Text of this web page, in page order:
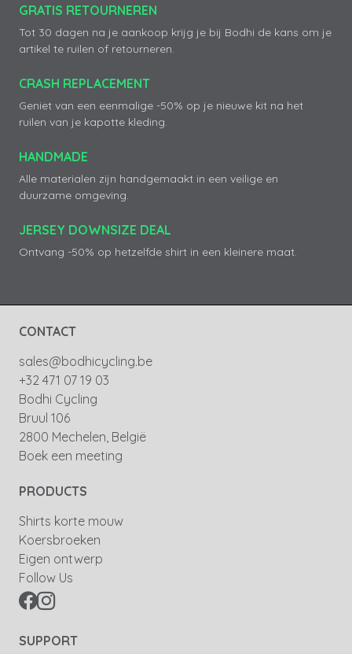
GRATIS RETOURNEREN
Tot 30 dagen na je aankoop krijg je bij Bodhi de kans om je
artikel te ruilen of retourneren.
CRASH REPLACEMENT
Geniet van een eenmalige -50% op je nieuwe kit na het
ruilen van je kapotte kleding.
HANDMADE
Alle materialen zijn handgemaakt in een veilige en
duurzame omgeving.
JERSEY DOWNSIZE DEAL
Ontvang -50% op hetzelfde shirt in een kleinere maat.
CONTACT
sales@bodhicycling.be
+32 471 07 19 03
Bodhi Cycling
Bruul 106
2800 Mechelen, België
Boek een meeting
PRODUCTS
Shirts korte mouw
Koersbroeken
Eigen ontwerp
Follow Us
SUPPORT